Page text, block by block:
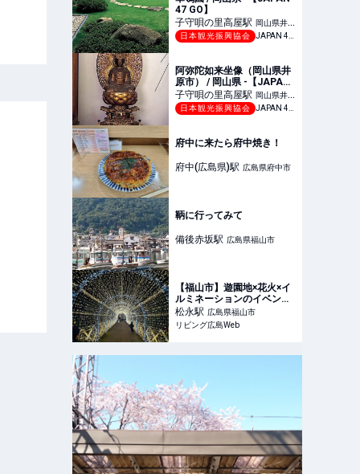
47 GO】
子守唄の里高屋駅 岡山県井原
市日本観光振興協会 JAPAN 47 GO
阿弥陀如来坐像（岡山県井
原市） / 岡山県 -【JAPAN
47 GO】
子守唄の里高屋駅 岡山県井原
市日本観光振興協会 JAPAN 47 GO
府中に来たら府中焼き！
府中(広島県)駅 広島県府中市
鞆に行ってみて
備後赤坂駅 広島県福山市
【福山市】遊園地×花火×イ
ルミネーションのイベント
に参加「みろくの里」
松永駅 広島県福山市
リビング広島Web